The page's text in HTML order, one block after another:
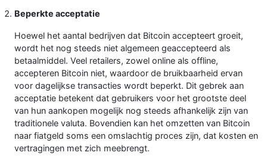
Beperkte acceptatie
Hoewel het aantal bedrijven dat Bitcoin accepteert groeit,
wordt het nog steeds niet algemeen geaccepteerd als
betaalmiddel. Veel retailers, zowel online als offline,
accepteren Bitcoin niet, waardoor de bruikbaarheid ervan
voor dagelijkse transacties wordt beperkt. Dit gebrek aan
acceptatie betekent dat gebruikers voor het grootste deel
van hun aankopen mogelijk nog steeds afhankelijk zijn van
traditionele valuta. Bovendien kan het omzetten van Bitcoin
naar fiatgeld soms een omslachtig proces zijn, dat kosten en
vertragingen met zich meebrengt.